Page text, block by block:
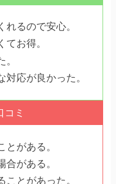
れるので安心。
てお得。
対応が良かった。
コミ
とがある。
合がある。
ことがあった。